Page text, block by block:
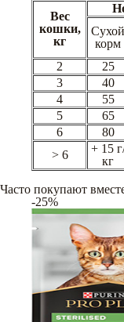
Вес
кошки,
кг
Сухой
корм
2
25
3
40
4
55
5
65
6
80
> 6
+ 15
кг
Часто покупают
-25%